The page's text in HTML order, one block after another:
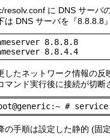
resolv.conf に DNS サーバ
は DNS サーバを『8.8.8.8
8.8.8.8
8.8.4.4
したネットワーク情報の反
マンド実行後に接続が切断
#
の手順は設定した静的 (固